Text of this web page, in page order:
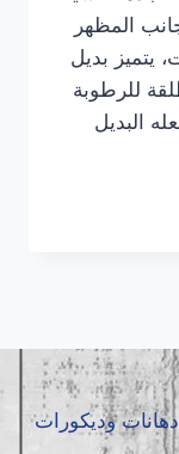
المظهر
يتميز بديل
للرطوبة
البديل
© 2026 معلم دهانات وديكورات